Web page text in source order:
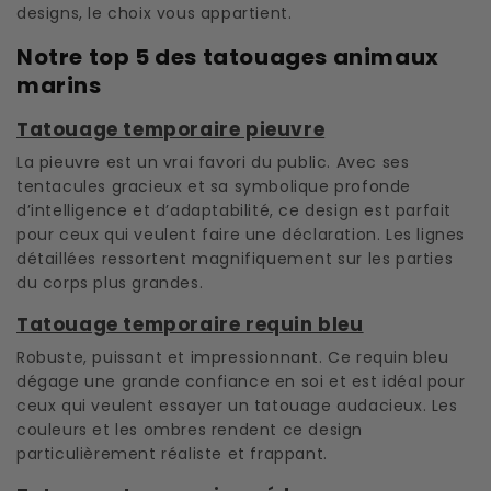
designs, le choix vous appartient.
Notre top 5 des tatouages animaux
marins
Tatouage temporaire pieuvre
La pieuvre est un vrai favori du public. Avec ses
tentacules gracieux et sa symbolique profonde
d’intelligence et d’adaptabilité, ce design est parfait
pour ceux qui veulent faire une déclaration. Les lignes
détaillées ressortent magnifiquement sur les parties
du corps plus grandes.
Tatouage temporaire requin bleu
Robuste, puissant et impressionnant. Ce requin bleu
dégage une grande confiance en soi et est idéal pour
ceux qui veulent essayer un tatouage audacieux. Les
couleurs et les ombres rendent ce design
particulièrement réaliste et frappant.